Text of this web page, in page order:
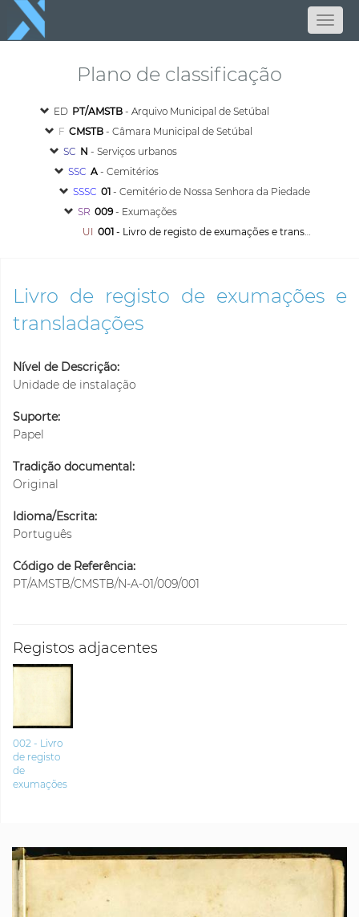
Plano de classificação
ED PT/AMSTB - Arquivo Municipal de Setúbal
F CMSTB - Câmara Municipal de Setúbal
SC N - Serviços urbanos
SSC A - Cemitérios
SSSC 01 - Cemitério de Nossa Senhora da Piedade
SR 009- Exumações
UI 001 - Livro de registo de exumações e transladações
Livro de registo de exumações e
transladações
Nível de Descrição:
Unidade de instalação
Suporte:
Papel
Tradição documental:
Original
Idioma/Escrita:
Português
Código de Referência:
PT/AMSTB/CMSTB/N-A-01/009/001
Registos adjacentes
002 - Livro
de registo
de
exumações